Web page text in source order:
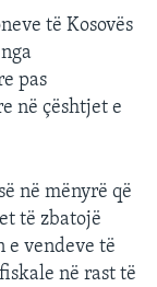
të Kosovës
pas
në çështjet e
në mënyrë që
të zbatojë
vendeve të
në rast të